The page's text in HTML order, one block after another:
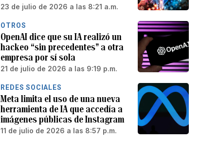
23 de julio de 2026 a las 8:21 a.m.
OTROS
OpenAI dice que su IA realizó un
hackeo “sin precedentes” a otra
empresa por sí sola
21 de julio de 2026 a las 9:19 p.m.
REDES SOCIALES
Meta limita el uso de una nueva
herramienta de IA que accedía a
imágenes públicas de Instagram
11 de julio de 2026 a las 8:57 p.m.